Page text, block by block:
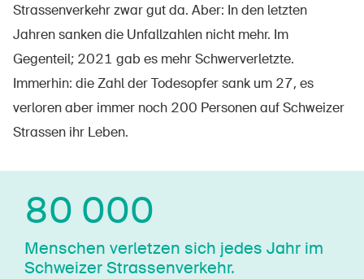
Kontakt & Beratung
Strassenverkehr zwar gut da. Aber: In den letzten
Jahren sanken die Unfallzahlen nicht mehr. Im
Gegenteil; 2021 gab es mehr Schwerverletzte.
Immerhin: die Zahl der Todesopfer sank um 27, es
verloren aber immer noch 200 Personen auf Schweizer
Strassen ihr Leben.
80 000
Menschen verletzen sich jedes Jahr im
Schweizer Stras­sen­ver­kehr.